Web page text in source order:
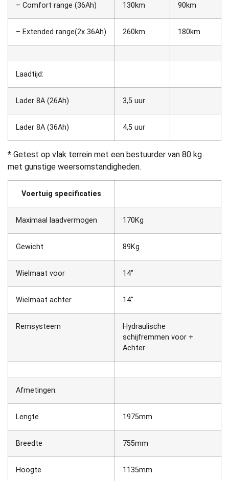
– Comfort range (36Ah) 130km 90km
– Extended range(2x 36Ah) 260km 180km
Laadtijd:
Lader 8A (26Ah) 3,5 uur
Lader 8A (36Ah) 4,5 uur
* Getest op vlak terrein met een bestuurder van 80 kg
met gunstige weersomstandigheden.
Voertuig specificaties
Maximaal laadvermogen 170Kg
Gewicht 89Kg
Wielmaat voor 14″
Wielmaat achter 14″
Remsysteem
Hydraulische
schijfremmen voor +
Achter
Afmetingen:
Lengte 1975mm
Breedte 755mm
Hoogte 1135mm